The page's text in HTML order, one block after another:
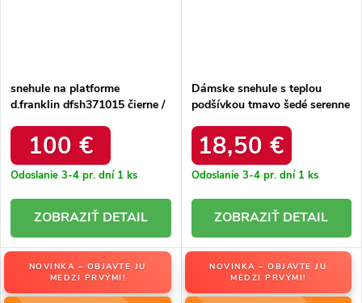
snehule na platforme
d.franklin dfsh371015 čierne /
100 €
Odoslanie 3-4 pr. dní 1 ks
DETAIL
Dámske snehule s teplou
podšívkou tmavo šedé serenne
18,50 €
Odoslanie 3-4 pr. dní 1 ks
DETAIL
NOVINKA – OBJAVTE JU
MEDZI PRVÝMI!
NOVINKA – OBJAVTE JU
MEDZI PRVÝMI!